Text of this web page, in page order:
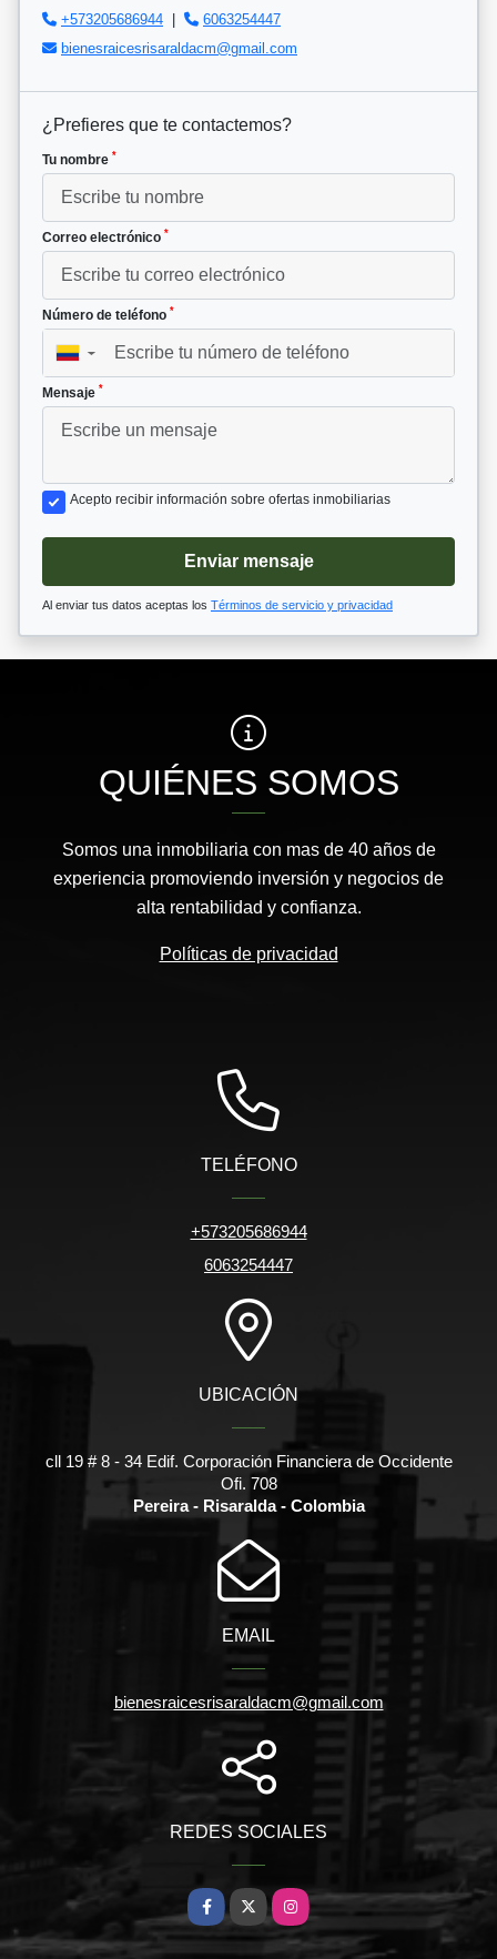
+573205686944 |
6063254447
bienesraicesrisaraldacm@gmail.com
¿Prefieres que te contactemos?
Tu nombre *
Correo electrónico *
Número de teléfono *
▼
Mensaje *
Acepto recibir información sobre ofertas inmobiliarias
Enviar mensaje
Al enviar tus datos aceptas los Términos de servicio y privacidad
QUIÉNES SOMOS
Somos una inmobiliaria con mas de 40 años de
experiencia promoviendo inversión y negocios de
alta rentabilidad y confianza.
Políticas de privacidad
TELÉFONO
+573205686944
6063254447
UBICACIÓN
cll 19 # 8 - 34 Edif. Corporación Financiera de Occidente
Ofi. 708
Pereira - Risaralda - Colombia
EMAIL
bienesraicesrisaraldacm@gmail.com
REDES SOCIALES
Facebook
X Instagram